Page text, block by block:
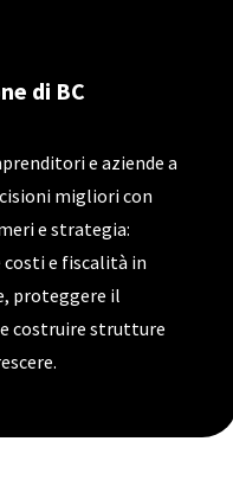
di BC
e aziende a
migliori con
e strategia:
e fiscalità in
proteggere il
costruire strutture